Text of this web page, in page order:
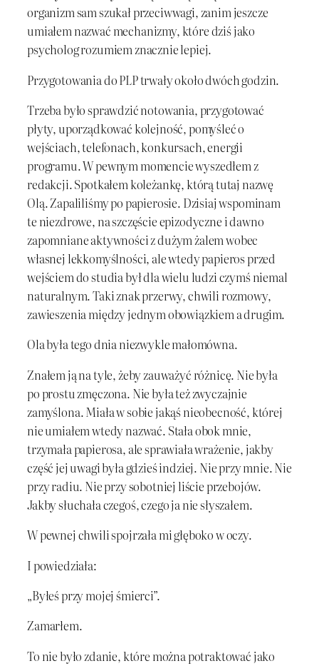
organizm sam szukał przeciwwagi, zanim jeszcze
umiałem nazwać mechanizmy, które dziś jako
psycholog rozumiem znacznie lepiej.
Przygotowania do PLP trwały około dwóch godzin.
Trzeba było sprawdzić notowania, przygotować
płyty, uporządkować kolejność, pomyśleć o
wejściach, telefonach, konkursach, energii
programu. W pewnym momencie wyszedłem z
redakcji. Spotkałem koleżankę, którą tutaj nazwę
Olą. Zapaliliśmy po papierosie. Dzisiaj wspominam
te niezdrowe, na szczęście epizodyczne i dawno
zapomniane aktywności z dużym żalem wobec
własnej lekkomyślności, ale wtedy papieros przed
wejściem do studia był dla wielu ludzi czymś niemal
naturalnym. Taki znak przerwy, chwili rozmowy,
zawieszenia między jednym obowiązkiem a drugim.
Ola była tego dnia niezwykle małomówna.
Znałem ją na tyle, żeby zauważyć różnicę. Nie była
po prostu zmęczona. Nie była też zwyczajnie
zamyślona. Miała w sobie jakąś nieobecność, której
nie umiałem wtedy nazwać. Stała obok mnie,
trzymała papierosa, ale sprawiała wrażenie, jakby
część jej uwagi była gdzieś indziej. Nie przy mnie. Nie
przy radiu. Nie przy sobotniej liście przebojów.
Jakby słuchała czegoś, czego ja nie słyszałem.
W pewnej chwili spojrzała mi głęboko w oczy.
I powiedziała:
„Byłeś przy mojej śmierci”.
Zamarłem.
To nie było zdanie, które można potraktować jako